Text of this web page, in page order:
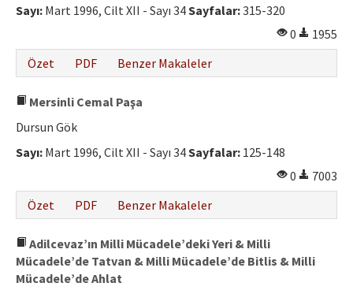
Sayı: Mart 1996, Cilt XII - Sayı 34Sayfalar:315-320
0
1955
Özet
PDF Benzer Makaleler
Mersinli Cemal Paşa
Dursun Gök
Sayı: Mart 1996, Cilt XII - Sayı 34Sayfalar: 125-148
0
7003
Özet
PDF Benzer Makaleler
Adilcevaz’ın Milli Mücadele’deki Yeri & Milli
Mücadele’de Tatvan & Milli Mücadele’de Bitlis & Milli
Mücadele’de Ahlat